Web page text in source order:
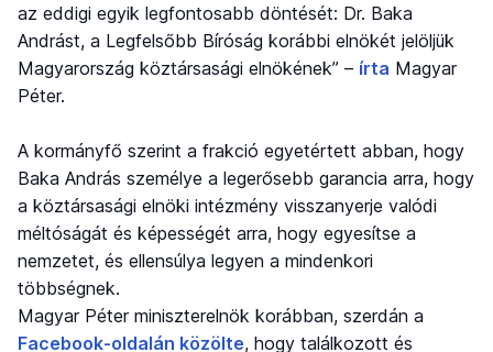
az eddigi egyik legfontosabb döntését: Dr. Baka
Andrást, a Legfelsőbb Bíróság korábbi elnökét jelöljük
Magyarország köztársasági elnökének” – írta Magyar
Péter.
A kormányfő szerint a frakció egyetértett abban, hogy
Baka András személye a legerősebb garancia arra, hogy
a köztársasági elnöki intézmény visszanyerje valódi
méltóságát és képességét arra, hogy egyesítse a
nemzetet, és ellensúlya legyen a mindenkori
többségnek.
Magyar Péter miniszterelnök korábban, szerdán a
Facebook-oldalán közölte, hogy találkozott és